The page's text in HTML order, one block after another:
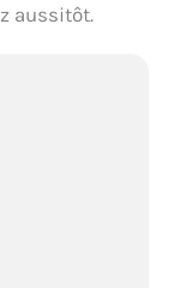
aussitôt.